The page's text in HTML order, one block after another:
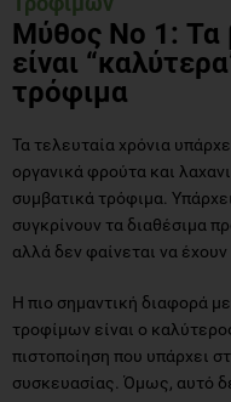
Μύθος Νο 1: Τα
είναι
τρόφιμα
Τα τελευταία χρόνια
οργανικά φρούτα και
συμβατικά τρόφιμα.
συγκρίνουν τα διαθέσιμα
αλλά δεν φαίνεται να
Η πιο σημαντική διαφορά
τροφίμων είναι ο
πιστοποίηση που υπάρχει
συσκευασίας. Όμως, αυτό